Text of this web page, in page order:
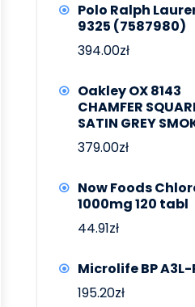
Polo Ralph Lauren
9325 (7587980)
394.00zł
Oakley OX 8143
CHAMFER
SATIN GREY
379.00zł
Now Foods
1000mg 120 tabl
44.91zł
Microlife BP A3L-
195.20zł